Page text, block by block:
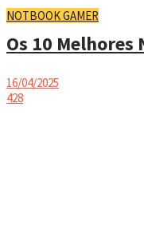
NOTBOOK GAMER
Os 10 Melhores
16/04/2025
428